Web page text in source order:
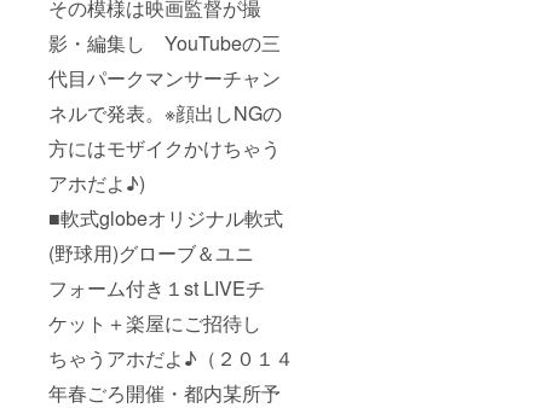
その模様は映画監督が撮
影・編集し YouTubeの三
代目パークマンサーチャン
ネルで発表。※顔出しNGの
方にはモザイクかけちゃう
アホだよ♪)
■軟式globeオリジナル軟式
(野球用)グローブ＆ユニ
フォーム付き１st LIVEチ
ケット＋楽屋にご招待し
ちゃうアホだよ♪（２０１４
年春ごろ開催・都内某所予